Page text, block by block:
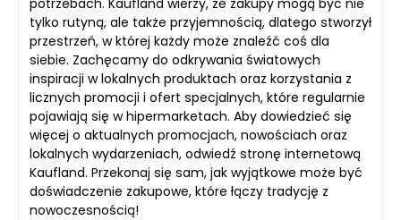
tylko rutyną, ale także przyjemnością, dlatego stworzył
przestrzeń, w której każdy może znaleźć coś dla
siebie. Zachęcamy do odkrywania światowych
inspiracji w lokalnych produktach oraz korzystania z
licznych promocji i ofert specjalnych, które regularnie
pojawiają się w hipermarketach. Aby dowiedzieć się
więcej o aktualnych promocjach, nowościach oraz
lokalnych wydarzeniach, odwiedź stronę internetową
Kaufland. Przekonaj się sam, jak wyjątkowe może być
doświadczenie zakupowe, które łączy tradycję z
nowoczesnością!